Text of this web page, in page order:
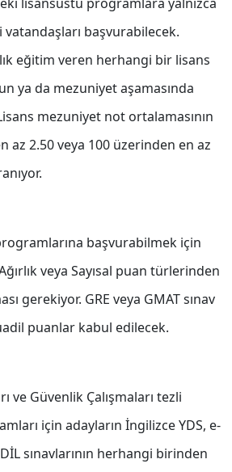
başvurabilecek.
eğitim veren herhangi bir lisans
ya da mezuniyet aşamasında
mezuniyet not ortalamasının
az 2.50 veya 100 üzerinden en az
başvurabilmek için
veya Sayısal puan türlerinden
gerekiyor. GRE veya GMAT sınav
puanlar kabul edilecek.
ve Güvenlik Çalışmaları tezli
için adayların İngilizce YDS, e-
sınavlarının herhangi birinden